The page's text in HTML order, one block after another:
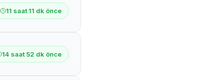
11 saat 11 dk önce
14 saat 52 dk önce